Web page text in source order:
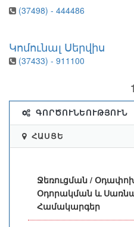
(37498) - 444486
Կոմունալ Սերվիս
(37433) - 911100
1
ԳՈՐԾՈՒՆԵՈՒԹՅՈՒՆ
ՀԱՍՑԵ
Ջեռուցման /
Օդորակման և
Համակարգեր